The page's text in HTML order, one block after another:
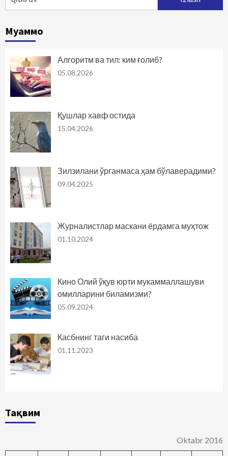
Муаммо
Алгоритм ва тил: ким ғолиб?
05.08.2026
Қушлар хавф остида
15.04.2026
Зилзилани ўрганмаса ҳам бўлаверадими?
09.04.2025
Журналистлар маскани ёрдамга муҳтож
01.10.2024
Кино Олий ўқув юрти мукаммаллашуви
омилларини биламизми?
05.09.2024
Касбнинг таги насиба
01.11.2023
Тақвим
Oktabr 2016